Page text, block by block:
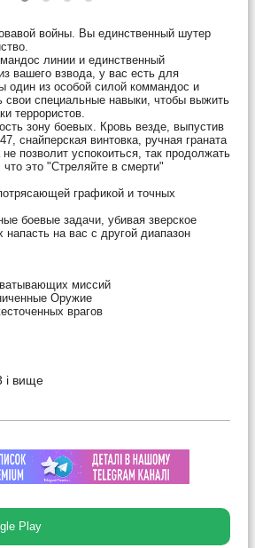
войны. Вы единственный шутер
линии и единственный
вашего взвода, у вас есть для
один из особой силой коммандос и
свои специальные навыки, чтобы выжить
террористов.
зону боевых. Кровь везде, выпустив
снайперская винтовка, ручная граната
позволит успокоиться, так продолжать
это "Стреляйте в смерти"
графикой и точных
боевые задачи, убивая зверское
напасть на вас с другой диапазон
миссий
Оружие
врагов
і вище
Play